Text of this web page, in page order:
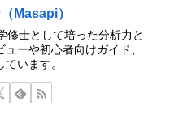
Masapi）
修士として培った分析力と
ーや初心者向けガイド、
います。